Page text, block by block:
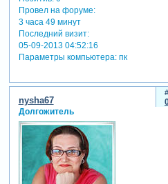
Провел на форуме:
3 часа 49 минут
Последний визит:
05-09-2013 04:52:16
Параметры компьютера:пк
nysha67
Долгожитель